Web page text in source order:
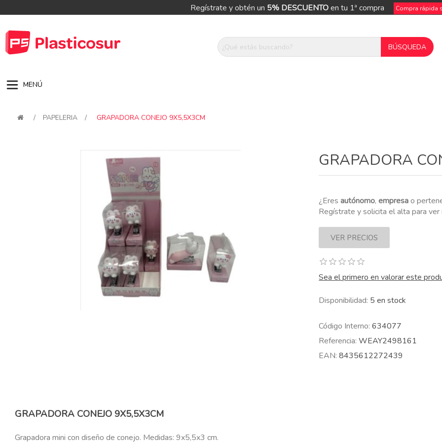
Regístrate y obtén un 5% DESCUENTOen tu 1ª compra Compra rápida
MENÚ
/ PAPELERIA / GRAPADORA CONEJO 9X5,5X3CM
GRAPADORA
¿Eresautónomo,empresao
Regístrate y solicita el alta para
Sea el primero en valorar este
Disponibilidad: 5 en stock
Código Interno: 634077
Referencia: WEAY2498161
EAN: 8435612272439
GRAPADORA CONEJO 9X5,5X3CM
Grapadora mini con diseño de conejo. Medidas: 9x5,5x3 cm.